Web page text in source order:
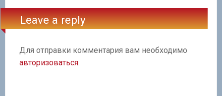
Leave a reply
Для отправки комментария вам необходимо
авторизоваться